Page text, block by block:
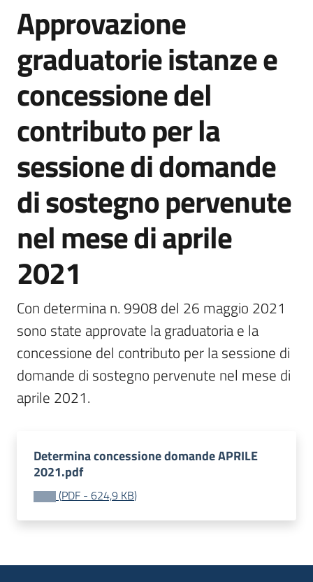
Leggi
atti
bandi
Menu selezionato
programmi
progetti
Agricoltura
in
cifre
Seguici
su
Approvazione
graduatorie istanze e
concessione del
contributo per la
sessione di domande
di sostegno pervenute
nel mese di aprile
2021
Con determina n. 9908 del 26 maggio 2021
sono state approvate la graduatoria e la
concessione del contributo per la sessione di
domande di sostegno pervenute nel mese di
aprile 2021.
Determina concessione domande APRILE
2021.pdf
(PDF - 624,9 KB)